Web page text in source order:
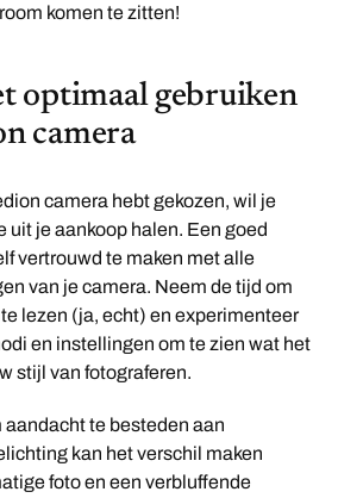
komen te zitten!
optimaal gebruiken
camera
camera hebt gekozen, wil je
uit je aankoop halen. Een goed
vertrouwd te maken met alle
van je camera. Neem de tijd om
lezen (ja, echt) en experimenteer
en instellingen om te zien wat het
stijl van fotograferen.
aandacht te besteden aan
kan het verschil maken
foto en een verbluffende